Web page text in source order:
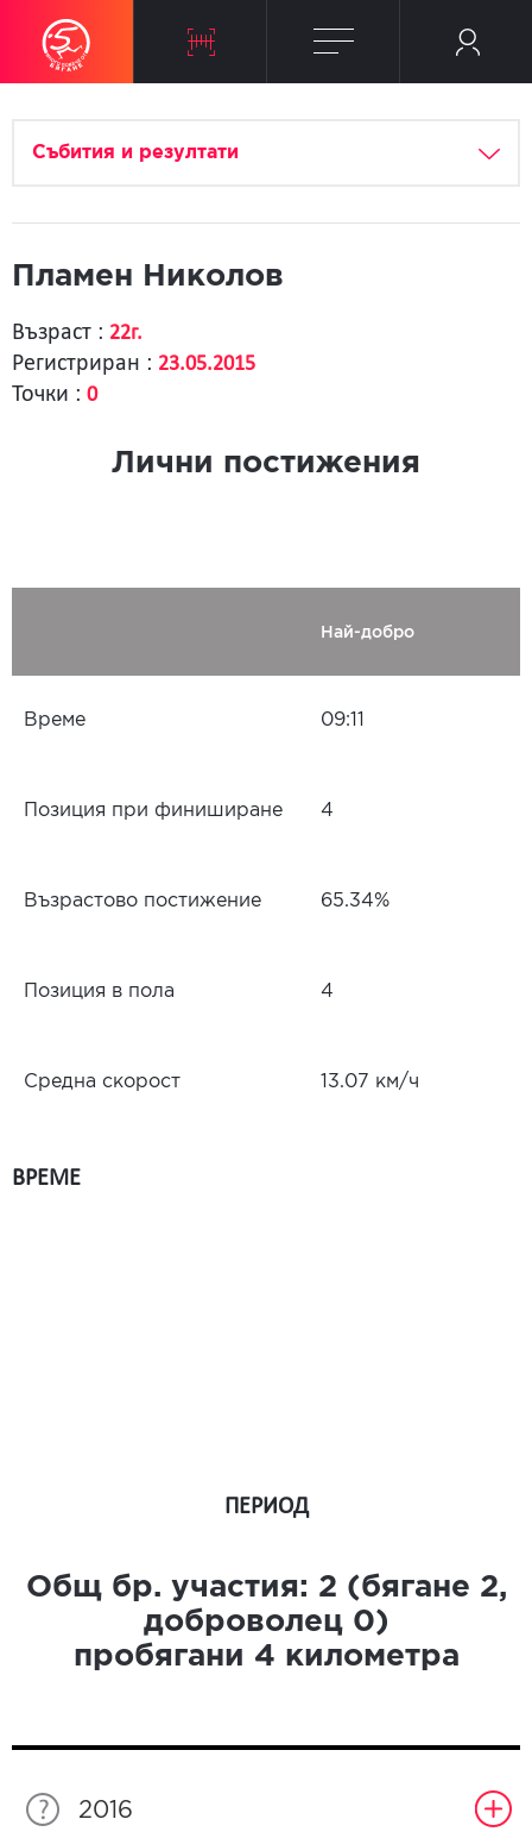
Събития и резултати
Пламен Николов
Възраст : 22г.
Регистриран : 23.05.2015
Точки : 0
Лични постижения
Най-добро
Време 09:11
Позиция при финиширане 4
Възрастово постижение 65.34%
Позиция в пола 4
Средна скорост 13.07 км/ч
ВРЕМЕ
ПЕРИОД
Общ бр. участия: 2 (бягане 2,
доброволец 0)
пробягани 4 километра
2016